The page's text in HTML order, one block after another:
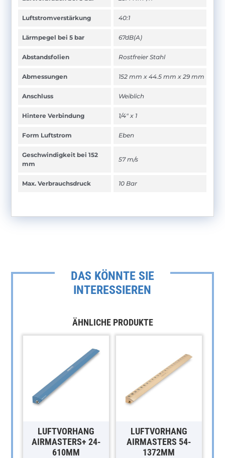
Luftstromverstärkung 40:1
Lärmpegel bei 5 bar 67dB(A)
Abstandsfolien Rostfreier Stahl
Abmessungen 152 mm x 44.5 mm x 29 mm
Anschluss Weiblich
Hintere Verbindung 1/4" x 1
Form Luftstrom Eben
Geschwindigkeit bei 152
mm
57 m/s
Max. Verbrauchsdruck 10 Bar
DAS KÖNNTE SIE
INTERESSIEREN
ÄHNLICHE PRODUKTE
LUFTVORHANG
AIRMASTERS+ 24-
610MM
LUFTVORHANG
AIRMASTERS 54-
1372MM